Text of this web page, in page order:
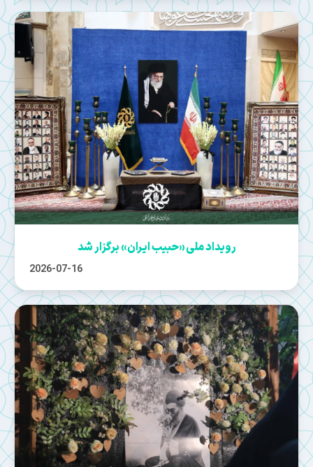
رویداد ملی «حبیب ایران» برگزار شد
2026-07-16